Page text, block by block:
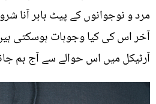
مرد و نوجوانوں کے پیٹ باہر آنا
آخر اس کی کیا وجوہات ہوسکتی
آرٹیکل میں اس حوالے سے آج ہم